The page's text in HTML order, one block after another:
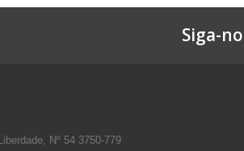
Siga-
Nº 54 3750-779